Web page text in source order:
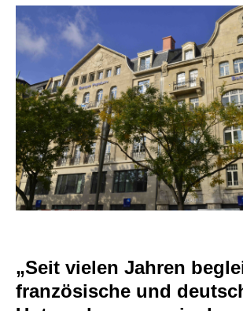
„Seit vielen Jahren
französische und